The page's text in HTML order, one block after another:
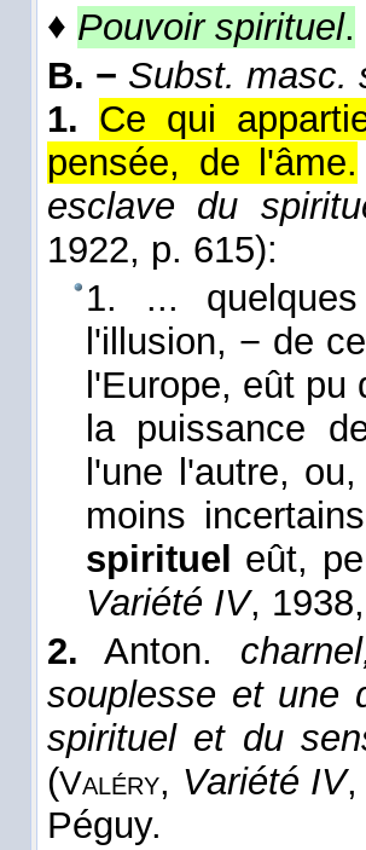
♦ Pouvoir spirituel.
B. − Subst. masc.
1. Ce qui
pensée, de l'âme.
esclave du
1922, p. 615):
1. ...
l'illusion, − de
l'Europe, eût
la puissance
l'une l'autre,
moins
spirituel eût,
Variété IV, 1938
2.
Anton.
souplesse et une
spirituel et du
(Valéry, Variété IV,
Péguy.